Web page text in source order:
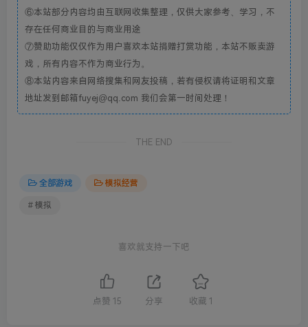
⑥本站部分内容均由互联网收集整理，仅供大家参考、学习，不
存在任何商业目的与商业用途
⑦赞助功能仅仅作为用户喜欢本站捐赠打赏功能，本站不贩卖游
戏，所有内容不作为商业行为。
⑧本站内容来自网络搜集和网友投稿，若有侵权请将证明和文章
地址发到邮箱fuyej@qq.com 我们会第一时间处理！
THE END
全部游戏 模拟经营
# 模拟
喜欢就支持一下吧
点赞 15 分享 收藏 1